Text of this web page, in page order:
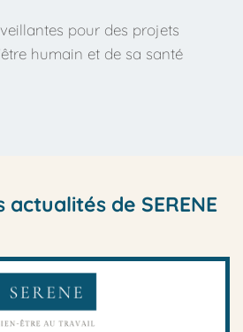
pour des projets
humain et de sa santé
de SERENE